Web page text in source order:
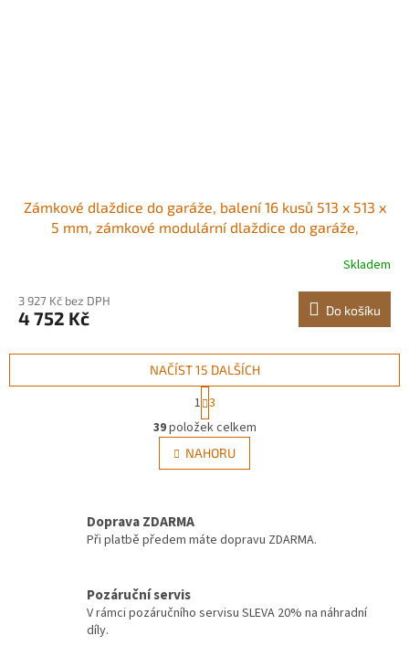
Zámkové dlaždice do garáže, balení 16 kusů 513 x 513 x
5 mm, zámkové modulární dlaždice do garáže,
dílnu, sklad, nářadí, světle šedá Protiskluzové
diamantové desky PVC konstrukce<br/
Skladem
3 927 Kč bez DPH
4 752 Kč Do košíku
O
v
l
á
í
k
NAČÍST 15 DALŠÍCH
t
r
á
n
k
n
í
1 3
39položek celkem
NAHORU
Doprava ZDARMA
Při platbě předem máte dopravu ZDARMA.
Pozáruční servis
V rámci pozáručního servisu SLEVA 20% na náhradní
díly.